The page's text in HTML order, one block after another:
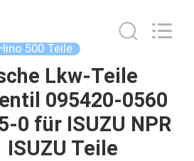
500 Teile
Lkw-Teile
095420-0560
0 für ISUZU NPR
ISUZU Teile